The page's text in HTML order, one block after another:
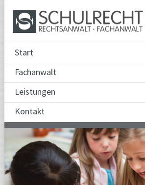
Start
Fachanwalt
Leistungen
Kontakt